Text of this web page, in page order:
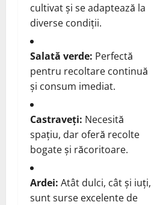
cultivat și se adaptează la
diverse condiții.
Salată verde: Perfectă
pentru recoltare continuă
și consum imediat.
Castraveți: Necesită
spațiu, dar oferă recolte
bogate și răcoritoare.
Ardei: Atât dulci, cât și iuți,
sunt surse excelente de